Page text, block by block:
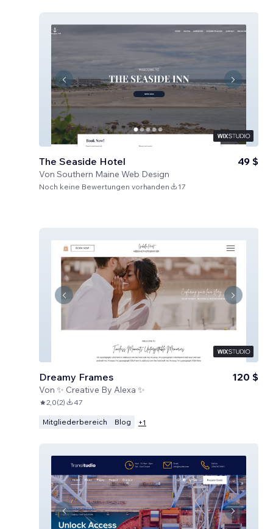
The Seaside Hotel
Von Southern Maine Web Design
49 $
Noch keine Bewertungen vorhanden 17
Dreamy Frames
Von ✨ Creative By Alexa ✨
120 $
2,0(2) 47
Mitgliederbereich Blog +1